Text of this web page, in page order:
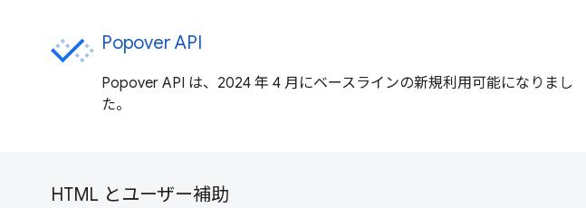
Popover API
Popover API は、2024 年 4 月にベースラインの新規利用可能になりまし
た。
HTML とユーザー補助